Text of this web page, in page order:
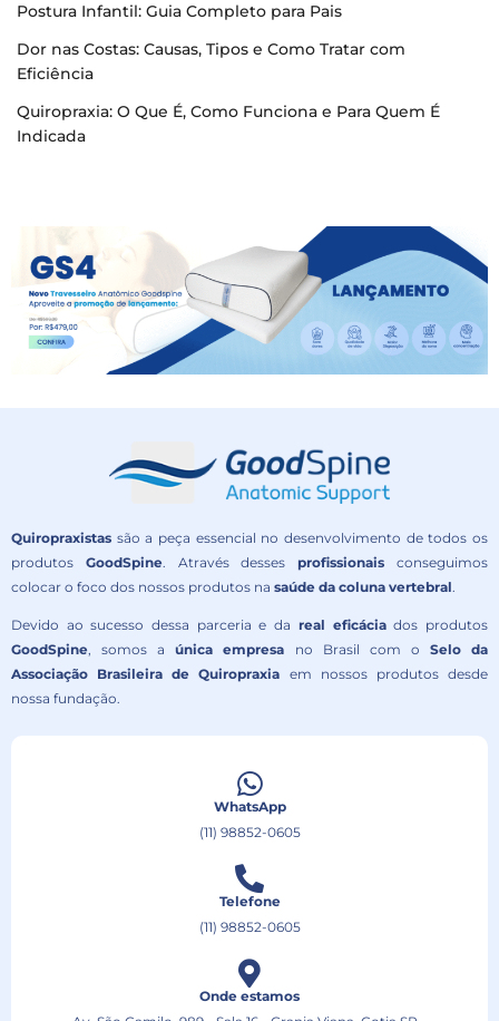
Postura Infantil: Guia Completo para Pais
Dor nas Costas: Causas, Tipos e Como Tratar com
Eficiência
Quiropraxia: O Que É, Como Funciona e Para Quem É
Indicada
Quiropraxistas são a peça essencial no desenvolvimento de todos os
produtos GoodSpine. Através dessesprofissionais conseguimos
colocar o foco dos nossos produtos na saúde da coluna vertebral.
Devido ao sucesso dessa parceria e da real eficáciados produtos
GoodSpine, somos aúnica empresa no Brasil com o Selo da
Associação Brasileira de Quiropraxia em nossos produtos desde
nossa fundação.
WhatsApp
(11) 98852-0605
Telefone
(11) 98852-0605
Onde estamos